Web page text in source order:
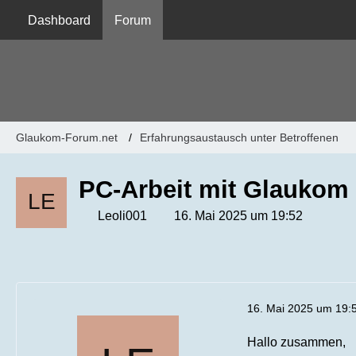
Dashboard Forum
Glaukom-Forum.net Erfahrungsaustausch unter Betroffenen
PC-Arbeit mit Glaukom
Leoli001 16. Mai 2025 um 19:52
16. Mai 2025 um
Hallo zusammen,